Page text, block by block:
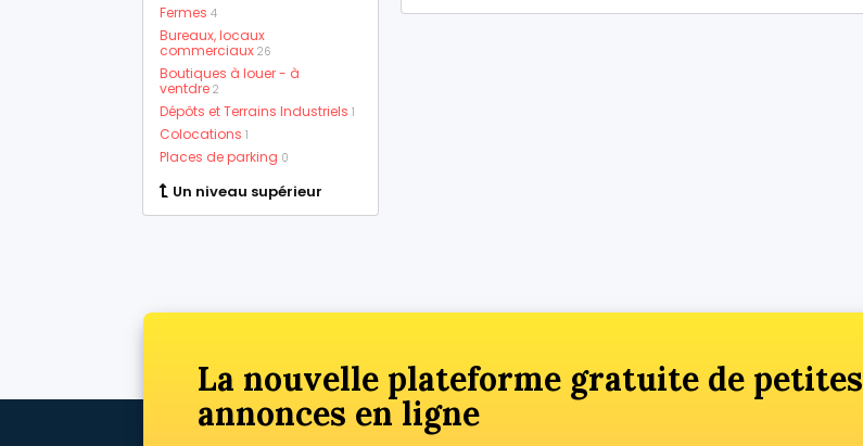
Fermes 4
Bureaux, locaux
commerciaux 26
Boutiques à louer - à
ventdre 2
Dépôts et Terrains Industriels 1
Colocations 1
Places de parking 0
Un niveau supérieur
La nouvelle plateforme gratuite de petites
annonces en ligne